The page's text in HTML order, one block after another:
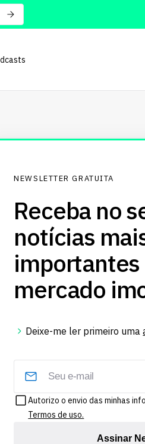
NEWSLETTER GRATUITA
Receba no
notícias
importantes
mercado
Deixe-me ler primeiro uma
Autorizo o envio das minhas
Termos de uso.
Assinar